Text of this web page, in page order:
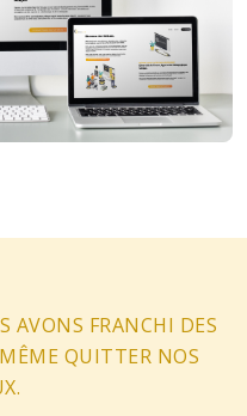
AVONS FRANCHI DES
QUITTER NOS